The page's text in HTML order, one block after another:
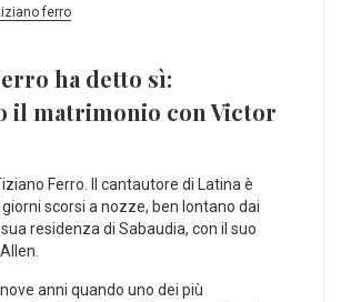
ferro
ha detto sì:
il matrimonio con Victor
Ferro. Il cantautore di Latina è
scorsi a nozze, ben lontano dai
residenza di Sabaudia, con il suo
anni quando uno dei più